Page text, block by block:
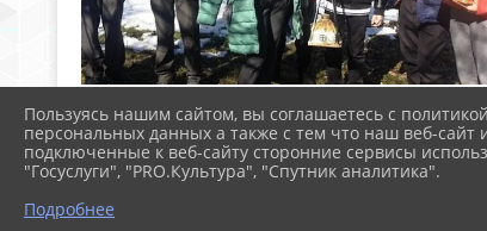
Пользуясь нашим сайтом, вы соглашаетесь с
персональных данных а также с тем что наш веб-сайт
подключенные к веб-сайту сторонние сервисы
"Госуслуги", "PRO.Культура", "Спутник аналитика".
Подробнее